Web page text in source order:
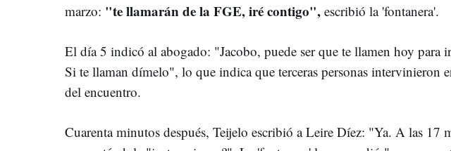
marzo: "te llamarán de la FGE, iré contigo", escribió la 'fontanera'.
El día 5 indicó al abogado: "Jacobo, puede ser que te llamen hoy para
Si te llaman dímelo", lo que indica que terceras personas intervinieron
del encuentro.
Cuarenta minutos después, Teijelo escribió a Leire Díez: "Ya. A las 17